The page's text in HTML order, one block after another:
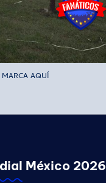
AQUÍ
México 2026